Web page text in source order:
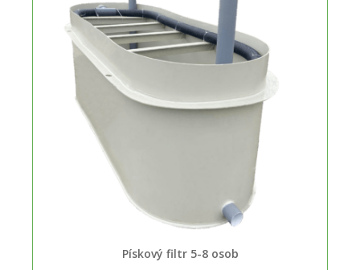
Pískový filtr 5-8 osob